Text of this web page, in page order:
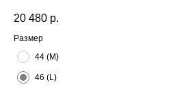
20 480 р.
Размер
44 (M)
46 (L)